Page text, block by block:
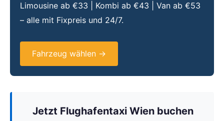
Limousine ab €33 | Kombi ab €43 | Van ab €53
– alle mit Fixpreis und 24/7.
Fahrzeug wählen →
Jetzt Flughafentaxi Wien buchen